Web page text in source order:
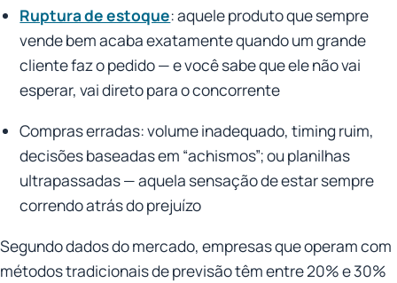
Ruptura de estoque: aquele produto que sempre
vende bem acaba exatamente quando um grande
cliente faz o pedido — e você sabe que ele não vai
esperar, vai direto para o concorrente
Compras erradas: volume inadequado, timing ruim,
decisões baseadas em “achismos”; ou planilhas
ultrapassadas — aquela sensação de estar sempre
correndo atrás do prejuízo
Segundo dados do mercado, empresas que operam com
métodos tradicionais de previsão têm entre 20% e 30%